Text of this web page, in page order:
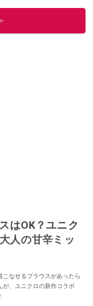
シストの他の記事を読む
はOK？ユニク
人の甘辛ミッ
なせるブラウスがあったら
が、ユニクロの新作コラボ